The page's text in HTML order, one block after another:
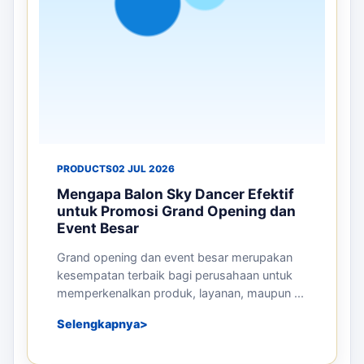
Detail
ARTIKEL TERKAIT
Panduan sebelum memesan